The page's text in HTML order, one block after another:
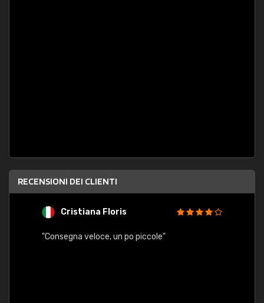
RECENSIONI DEI CLIENTI
Cristiana Floris
"Consegna veloce, un po piccole"